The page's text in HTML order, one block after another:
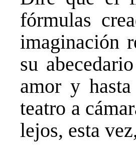
fórmulas
imaginación
su
amor y
teatro a
lejos, esta